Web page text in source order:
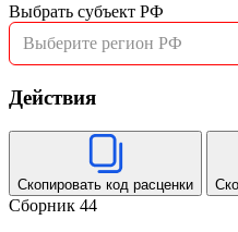
Выбрать субъект РФ
Выберите регион РФ
Действия
Скопировать код расценки
Сборник 44